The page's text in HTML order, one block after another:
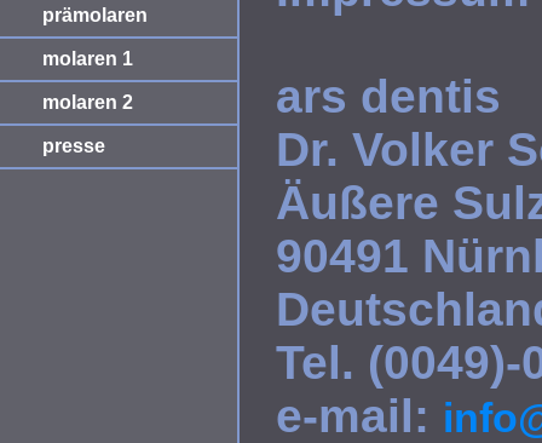
prämolaren
molaren 1
molaren 2
presse
ars dentis
Dr. Volker
Äußere
90491
Tel. (0049)-
e-mail: